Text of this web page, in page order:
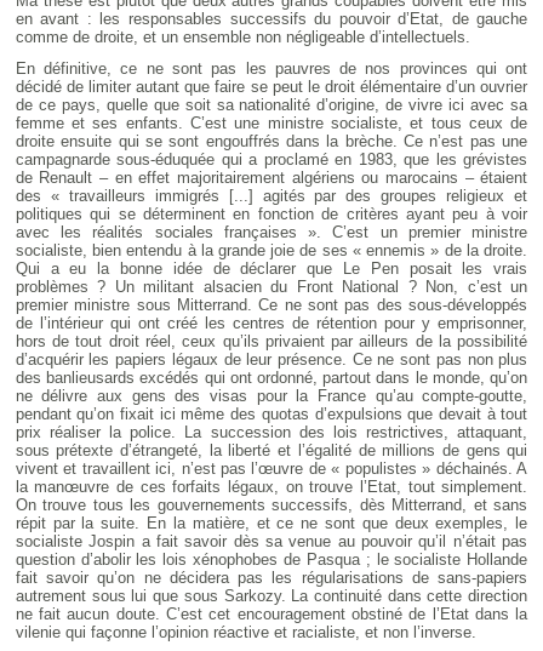
en avant : les responsables successifs du pouvoir d’Etat, de gauche
comme de droite, et un ensemble non négligeable d’intellectuels.
En définitive, ce ne sont pas les pauvres de nos provinces qui ont
décidé de limiter autant que faire se peut le droit élémentaire d’un ouvrier
de ce pays, quelle que soit sa nationalité d’origine, de vivre ici avec sa
femme et ses enfants. C’est une ministre socialiste, et tous ceux de
droite ensuite qui se sont engouffrés dans la brèche. Ce n’est pas une
campagnarde sous-éduquée qui a proclamé en 1983, que les grévistes
de Renault – en effet majoritairement algériens ou marocains – étaient
des « travailleurs immigrés [...] agités par des groupes religieux et
politiques qui se déterminent en fonction de critères ayant peu à voir
avec les réalités sociales françaises ». C’est un premier ministre
socialiste, bien entendu à la grande joie de ses « ennemis » de la droite.
Qui a eu la bonne idée de déclarer que Le Pen posait les vrais
problèmes ? Un militant alsacien du Front National ? Non, c’est un
premier ministre sous Mitterrand. Ce ne sont pas des sous-développés
de l’intérieur qui ont créé les centres de rétention pour y emprisonner,
hors de tout droit réel, ceux qu’ils privaient par ailleurs de la possibilité
d’acquérir les papiers légaux de leur présence. Ce ne sont pas non plus
des banlieusards excédés qui ont ordonné, partout dans le monde, qu’on
ne délivre aux gens des visas pour la France qu’au compte-goutte,
pendant qu’on fixait ici même des quotas d’expulsions que devait à tout
prix réaliser la police. La succession des lois restrictives, attaquant,
sous prétexte d’étrangeté, la liberté et l’égalité de millions de gens qui
vivent et travaillent ici, n’est pas l’œuvre de « populistes » déchainés. A
la manœuvre de ces forfaits légaux, on trouve l’Etat, tout simplement.
On trouve tous les gouvernements successifs, dès Mitterrand, et sans
répit par la suite. En la matière, et ce ne sont que deux exemples, le
socialiste Jospin a fait savoir dès sa venue au pouvoir qu’il n’était pas
question d’abolir les lois xénophobes de Pasqua ; le socialiste Hollande
fait savoir qu’on ne décidera pas les régularisations de sans-papiers
autrement sous lui que sous Sarkozy. La continuité dans cette direction
ne fait aucun doute. C’est cet encouragement obstiné de l’Etat dans la
vilenie qui façonne l’opinion réactive et racialiste, et non l’inverse.